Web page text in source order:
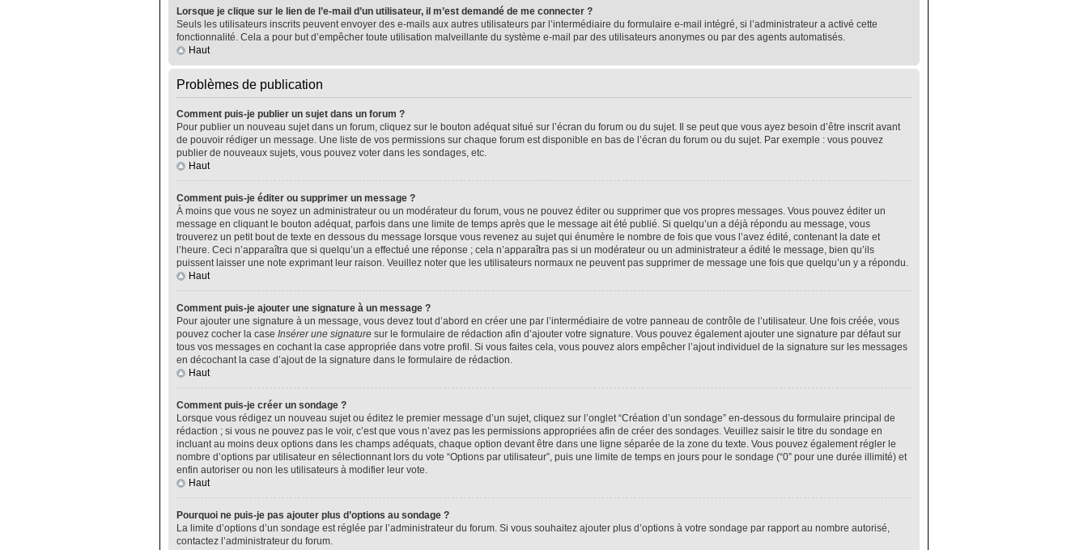
Lorsque je clique sur le lien de l’e-mail d’un utilisateur, il m’est demandé de me connecter ?
Seuls les utilisateurs inscrits peuvent envoyer des e-mails aux autres utilisateurs par l’intermédiaire du formulaire e-mail intégré, si l’administrateur a activé cette
fonctionnalité. Cela a pour but d’empêcher toute utilisation malveillante du système e-mail par des utilisateurs anonymes ou par des agents automatisés.
Haut
Problèmes de publication
Comment puis-je publier un sujet dans un forum ?
Pour publier un nouveau sujet dans un forum, cliquez sur le bouton adéquat situé sur l’écran du forum ou du sujet. Il se peut que vous ayez besoin d’être inscrit avant
de pouvoir rédiger un message. Une liste de vos permissions sur chaque forum est disponible en bas de l’écran du forum ou du sujet. Par exemple : vous pouvez
publier de nouveaux sujets, vous pouvez voter dans les sondages, etc.
Haut
Comment puis-je éditer ou supprimer un message ?
À moins que vous ne soyez un administrateur ou un modérateur du forum, vous ne pouvez éditer ou supprimer que vos propres messages. Vous pouvez éditer un
message en cliquant le bouton adéquat, parfois dans une limite de temps après que le message ait été publié. Si quelqu’un a déjà répondu au message, vous
trouverez un petit bout de texte en dessous du message lorsque vous revenez au sujet qui énumère le nombre de fois que vous l’avez édité, contenant la date et
l’heure. Ceci n’apparaîtra que si quelqu’un a effectué une réponse ; cela n’apparaîtra pas si un modérateur ou un administrateur a édité le message, bien qu’ils
puissent laisser une note exprimant leur raison. Veuillez noter que les utilisateurs normaux ne peuvent pas supprimer de message une fois que quelqu’un y a répondu.
Haut
Comment puis-je ajouter une signature à un message ?
Pour ajouter une signature à un message, vous devez tout d’abord en créer une par l’intermédiaire de votre panneau de contrôle de l’utilisateur. Une fois créée, vous
pouvez cocher la case Insérer une signature sur le formulaire de rédaction afin d’ajouter votre signature. Vous pouvez également ajouter une signature par défaut sur
tous vos messages en cochant la case appropriée dans votre profil. Si vous faites cela, vous pouvez alors empêcher l’ajout individuel de la signature sur les messages
en décochant la case d’ajout de la signature dans le formulaire de rédaction.
Haut
Comment puis-je créer un sondage ?
Lorsque vous rédigez un nouveau sujet ou éditez le premier message d’un sujet, cliquez sur l’onglet “Création d’un sondage” en-dessous du formulaire principal de
rédaction ; si vous ne pouvez pas le voir, c’est que vous n’avez pas les permissions appropriées afin de créer des sondages. Veuillez saisir le titre du sondage en
incluant au moins deux options dans les champs adéquats, chaque option devant être dans une ligne séparée de la zone du texte. Vous pouvez également régler le
nombre d’options par utilisateur en sélectionnant lors du vote “Options par utilisateur”, puis une limite de temps en jours pour le sondage (“0” pour une durée illimité) et
enfin autoriser ou non les utilisateurs à modifier leur vote.
Haut
Pourquoi ne puis-je pas ajouter plus d’options au sondage ?
La limite d’options d’un sondage est réglée par l’administrateur du forum. Si vous souhaitez ajouter plus d’options à votre sondage par rapport au nombre autorisé,
contactez l’administrateur du forum.